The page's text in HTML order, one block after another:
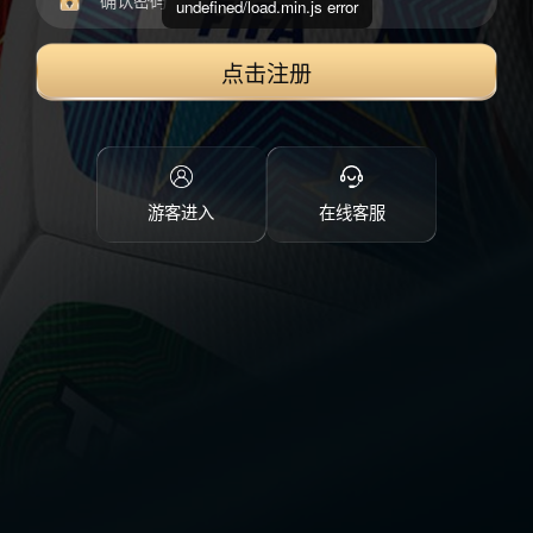
点击注册
游客进入 在线客服
undefined/load.min.js error